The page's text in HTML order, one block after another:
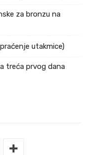
za bronzu na
utakmice)
treća prvog dana